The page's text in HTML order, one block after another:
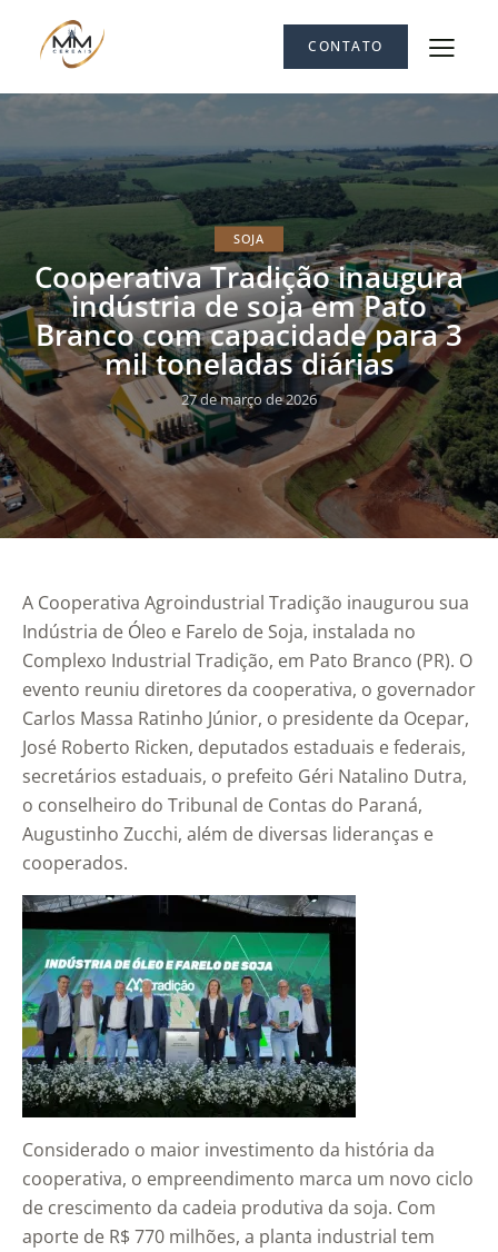
CONTATO
SOJA
Cooperativa Tradição inaugura
indústria de soja em Pato
Branco com capacidade para 3
mil toneladas diárias
27 de março de 2026
A Cooperativa Agroindustrial Tradição inaugurou sua
Indústria de Óleo e Farelo de Soja, instalada no
Complexo Industrial Tradição, em Pato Branco (PR). O
evento reuniu diretores da cooperativa, o governador
Carlos Massa Ratinho Júnior, o presidente da Ocepar,
José Roberto Ricken, deputados estaduais e federais,
secretários estaduais, o prefeito Géri Natalino Dutra,
o conselheiro do Tribunal de Contas do Paraná,
Augustinho Zucchi, além de diversas lideranças e
cooperados.
Considerado o maior investimento da história da
cooperativa, o empreendimento marca um novo ciclo
de crescimento da cadeia produtiva da soja. Com
aporte de R$ 770 milhões, a planta industrial tem